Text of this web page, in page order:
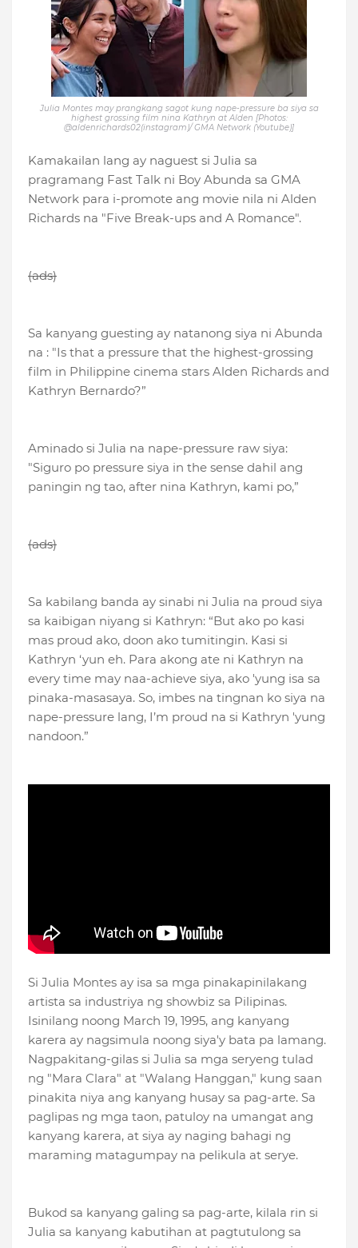
Julia Montes may prangkang sagot kung nape-pressure ba siya sa
highest grossing film nina Kathryn at Alden [Photos:
@aldenrichards02(instagram)/ GMA Network (Youtube)]
Kamakailan lang ay naguest si Julia sa
pragramang Fast Talk ni Boy Abunda sa GMA
Network para i-promote ang movie nila ni Alden
Richards na "Five Break-ups and A Romance".
(ads)
Sa kanyang guesting ay natanong siya ni Abunda
na : "Is that a pressure that the highest-grossing
film in Philippine cinema stars Alden Richards and
Kathryn Bernardo?”
Aminado si Julia na nape-pressure raw siya:
"Siguro po pressure siya in the sense dahil ang
paningin ng tao, after nina Kathryn, kami po,”
(ads)
Sa kabilang banda ay sinabi ni Julia na proud siya
sa kaibigan niyang si Kathryn: “But ako po kasi
mas proud ako, doon ako tumitingin. Kasi si
Kathryn ‘yun eh. Para akong ate ni Kathryn na
every time may naa-achieve siya, ako 'yung isa sa
pinaka-masasaya. So, imbes na tingnan ko siya na
nape-pressure lang, I’m proud na si Kathryn 'yung
nandoon.”
Si Julia Montes ay isa sa mga pinakapinilakang
artista sa industriya ng showbiz sa Pilipinas.
Isinilang noong March 19, 1995, ang kanyang
karera ay nagsimula noong siya'y bata pa lamang.
Nagpakitang-gilas si Julia sa mga seryeng tulad
ng "Mara Clara" at "Walang Hanggan," kung saan
pinakita niya ang kanyang husay sa pag-arte. Sa
paglipas ng mga taon, patuloy na umangat ang
kanyang karera, at siya ay naging bahagi ng
maraming matagumpay na pelikula at serye.
Bukod sa kanyang galing sa pag-arte, kilala rin si
Julia sa kanyang kabutihan at pagtutulong sa